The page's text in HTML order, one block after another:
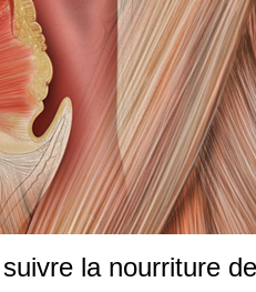
la nourriture